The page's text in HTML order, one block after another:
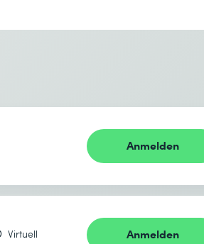
Anmelden
Virtuell Anmelden